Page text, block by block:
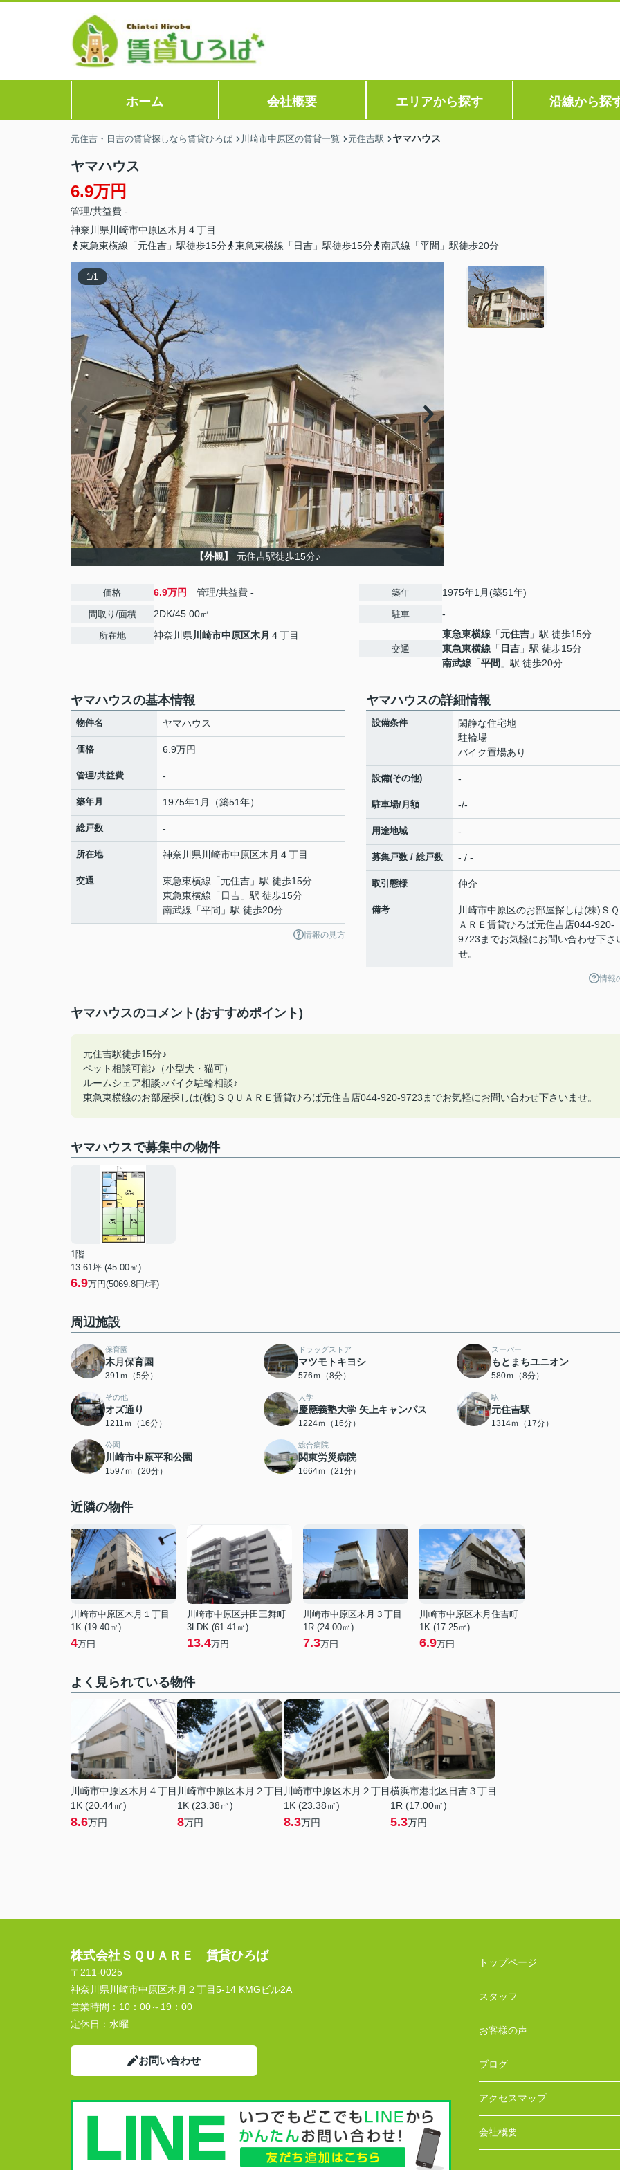
ホーム 会社概要 エリアから探す 沿線から探
元住吉・日吉の賃貸探しなら賃貸ひろば 川崎市中原区の賃貸一覧 元住吉駅 ヤマハウス
ヤマハウス
6.9万円
管理/共益費 -
神奈川県 川崎市中原区木月 ４丁目
東急東横線「元住吉」駅徒歩15分
東急東横線「日吉」駅徒歩15分 南武線「平間」駅徒歩20分
1/1
【外観】 元住吉駅徒歩15分♪
価格 6.9万円 管理/共益費 -
間取り/面積 2DK/45.00㎡
所在地 神奈川県川崎市中原区木月 ４丁目
築年 1975年1月(築51年)
駐車 -
交通
東急東横線 「元住吉 」駅 徒歩15分
東急東横線 「 日吉 」駅 徒歩15分
南武線 「平間 」駅 徒歩20分
ヤマハウスの基本情報
物件名 ヤマハウス
価格 6.9万円
管理/共益費 -
築年月 1975年1月（築51年）
総戸数 -
所在地 神奈川県 川崎市中原区木月 ４丁目
交通 東急東横線 「元住吉 」駅 徒歩15分
東急東横線 「 日吉 」駅 徒歩15分
南武線 「平間 」駅 徒歩20分
情報の見方
ヤマハウスの詳細情報
設備条件
閑静な住宅地
駐輪場
バイク置場あり
設備(その他) -
駐車場/月額 -/-
用途地域 -
募集戸数 / 総戸数 - / -
取引態様 仲介
備考
川崎市中原区のお部屋探しは(株)Ｓ
ＡＲＥ賃貸ひろば元住吉店044-920-
9723までお気軽にお問い合わせ下さ
せ。
情報
ヤマハウスのコメント(おすすめポイント)
元住吉駅徒歩15分♪
ペット相談可能♪（小型犬・猫可）
ルームシェア相談♪バイク駐輪相談♪
東急東横線のお部屋探しは(株)ＳＱＵＡＲＥ賃貸ひろば元住吉店044-920-9723までお気軽にお問い合わせ下さいませ。
ヤマハウスで募集中の物件
1階
13.61坪 (45.00㎡)
6.9万円(5069.8円/坪)
周辺施設
保育園
木月保育園
391ｍ（5分）
ドラッグストア
マツモトキヨシ
576ｍ（8分）
スーパー
もとまちユニオン
580ｍ（8分）
その他
オズ通り
1211ｍ（16分）
大学
慶應義塾大学 矢上キャンパス
1224ｍ（16分）
駅
元住吉駅
1314ｍ（17分）
公園
川崎市中原平和公園
1597ｍ（20分）
総合病院
関東労災病院
1664ｍ（21分）
近隣の物件
川崎市中原区木月１丁目
1K (19.40㎡)
4万円
川崎市中原区井田三舞町
3LDK (61.41㎡)
13.4万円
川崎市中原区木月３丁目
1R (24.00㎡)
7.3万円
川崎市中原区木月住吉町
1K (17.25㎡)
6.9万円
よく見られている物件
川崎市中原区木月４丁目
1K (20.44㎡)
8.6万円
川崎市中原区木月２丁目
1K (23.38㎡)
8万円
川崎市中原区木月２丁目
1K (23.38㎡)
8.3万円
横浜市港北区日吉３丁目
1R (17.00㎡)
5.3万円
株式会社ＳＱＵＡＲＥ 賃貸ひろば
〒211-0025
神奈川県川崎市中原区木月２丁目5-14 KMGビル2A
営業時間： 10：00～19：00
定休日： 水曜
お問い合わせ
トップページ
スタッフ
お客様の声
ブログ
アクセスマップ
会社概要